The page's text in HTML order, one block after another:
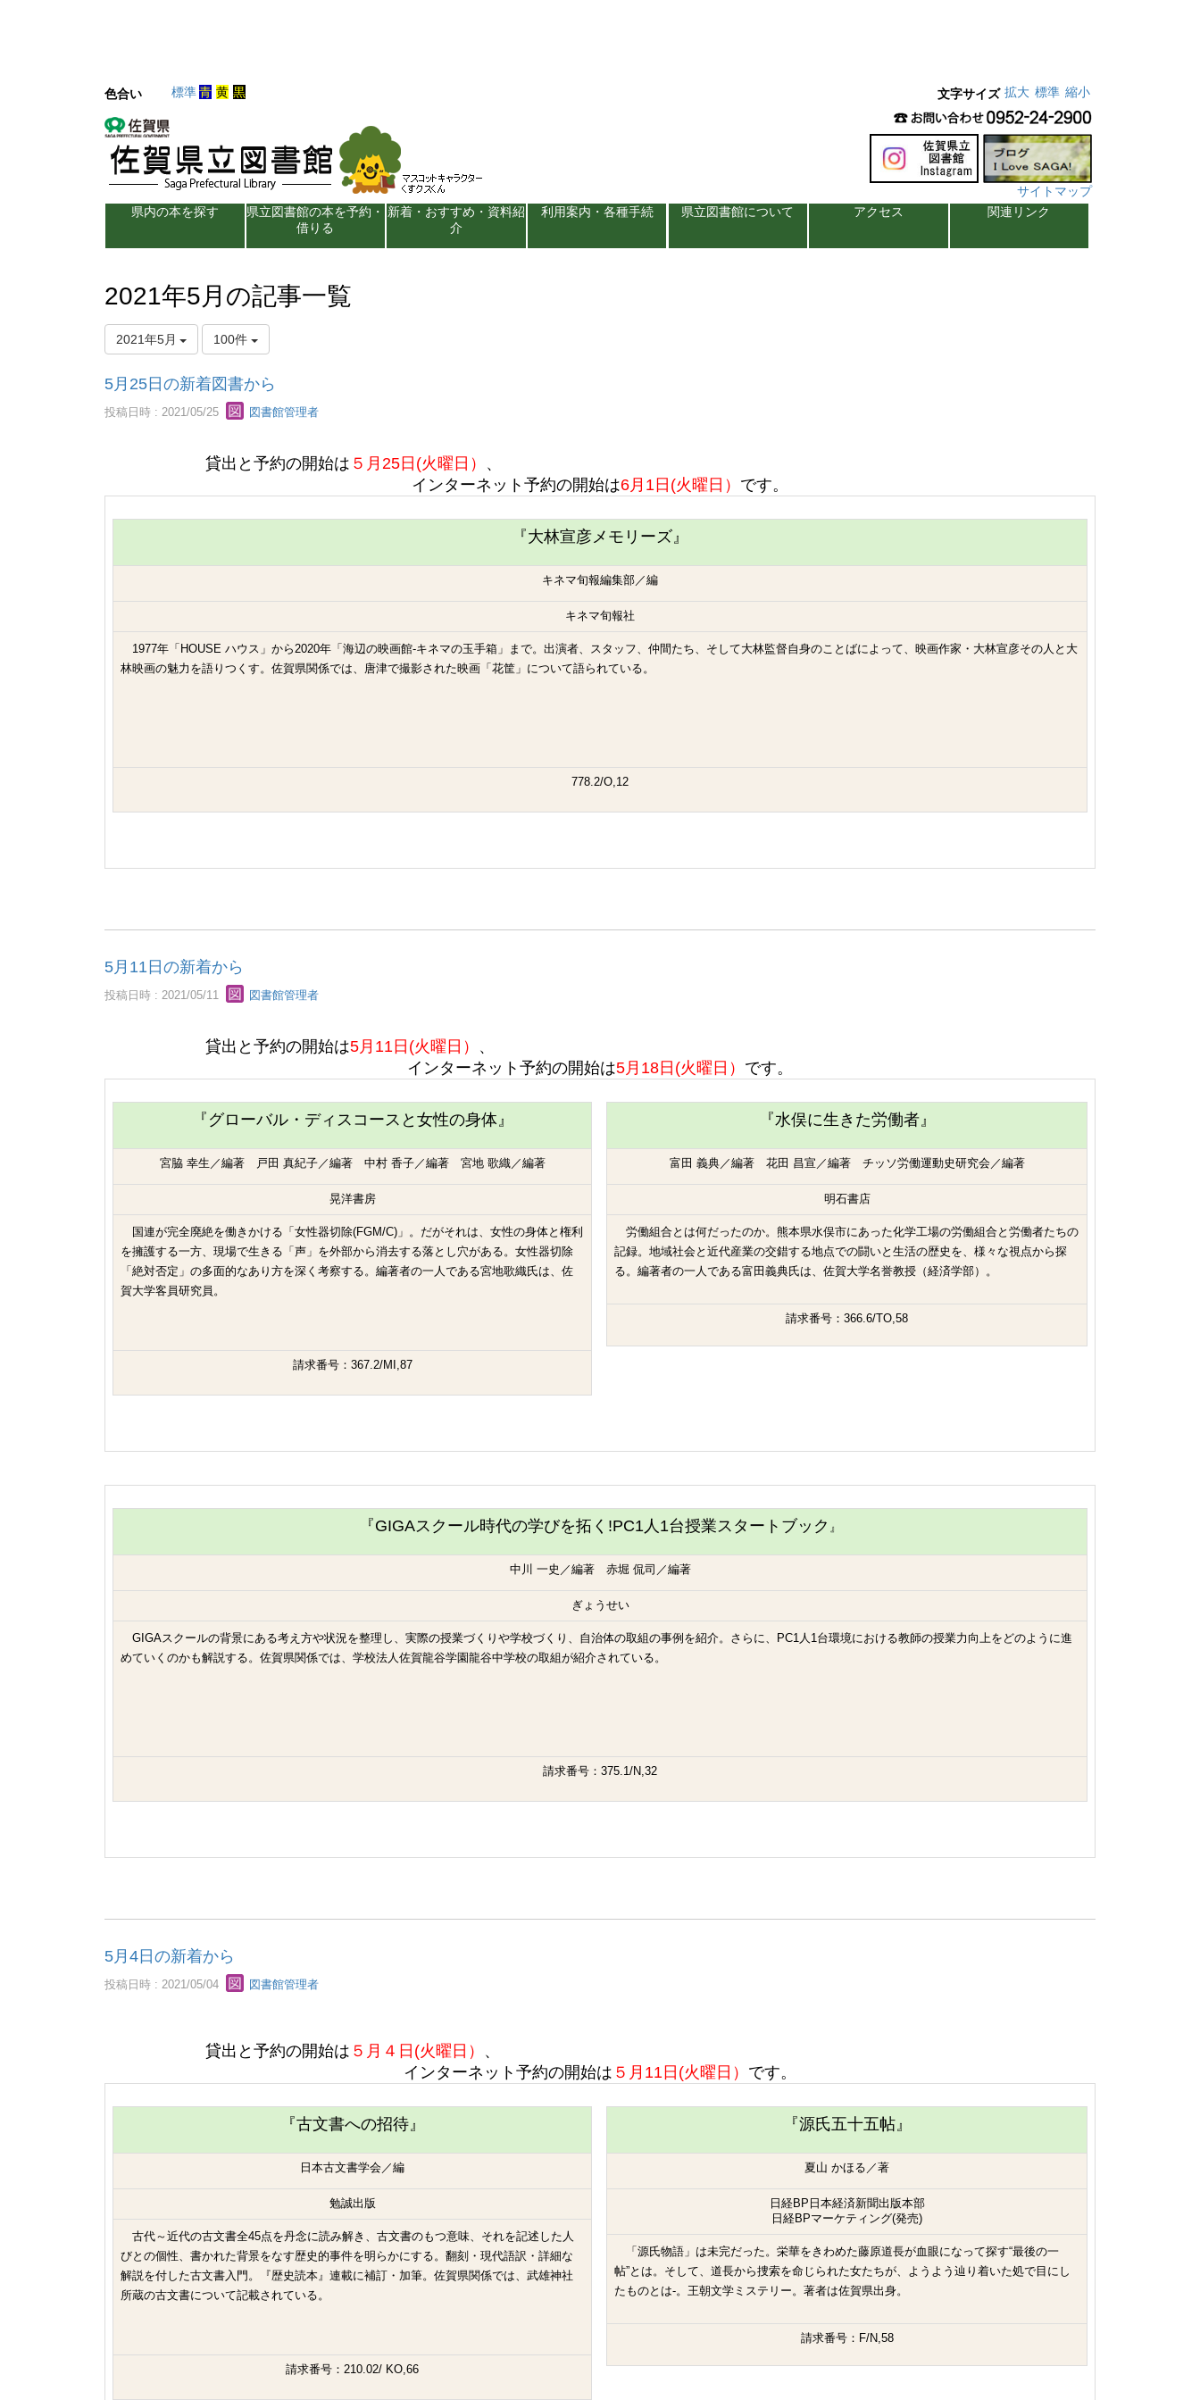
色合い 標準青 黄 黒 文字サイズ 拡大 標準 縮小
サイトマップ
県内の本を探す
県立図書館の本を予約・
借りる
新着・おすすめ・資料紹
介
利用案内・各種手続 県立図書館について アクセス 関連リンク
2021年5月の記事一覧
2021年5月 100件
5月25日の新着図書から
投稿日時 : 2021/05/25 図書館管理者
貸出と予約の開始は ５月25日(火曜日） 、
インターネット予約の開始は6月1日(火曜日） です。
『大林宣彦メモリーズ』
キネマ旬報編集部／編
キネマ旬報社
1977年「HOUSE ハウス」から2020年「海辺の映画館-キネマの玉手箱」まで。出演者、スタッフ、仲間たち、そして大林監督自身のことばによって、映画作家・大林宣彦その人と大
林映画の魅力を語りつくす。佐賀県関係では、唐津で撮影された映画「花筐」について語られている。
778.2/O,12
5月11日の新着から
投稿日時 : 2021/05/11 図書館管理者
貸出と予約の開始は5月11日(火曜日） 、
インターネット予約の開始は5月18日(火曜日） です。
『グローバル・ディスコースと女性の身体』
宮脇 幸生／編著 戸田 真紀子／編著 中村 香子／編著 宮地 歌織／編著
晃洋書房
国連が完全廃絶を働きかける「女性器切除(FGM/C)」。だがそれは、女性の身体と権利
を擁護する一方、現場で生きる「声」を外部から消去する落とし穴がある。女性器切除
「絶対否定」の多面的なあり方を深く考察する。編著者の一人である宮地歌織氏は、佐
賀大学客員研究員。
請求番号：367.2/MI,87
『水俣に生きた労働者』
富田 義典／編著 花田 昌宣／編著 チッソ労働運動史研究会／編著
明石書店
労働組合とは何だったのか。熊本県水俣市にあった化学工場の労働組合と労働者たちの
記録。地域社会と近代産業の交錯する地点での闘いと生活の歴史を、様々な視点から探
る。編著者の一人である富田義典氏は、佐賀大学名誉教授（経済学部）。
請求番号：366.6/TO,58
『GIGAスクール時代の学びを拓く!PC1人1台授業スタートブック 』
中川 一史／編著 赤堀 侃司／編著
ぎょうせい
GIGAスクールの背景にある考え方や状況を整理し、実際の授業づくりや学校づくり、自治体の取組の事例を紹介。さらに、PC1人1台環境における教師の授業力向上をどのように進
めていくのかも解説する。佐賀県関係では、学校法人佐賀龍谷学園龍谷中学校の取組が紹介されている。
請求番号：375.1/N,32
5月4日の新着から
投稿日時 : 2021/05/04 図書館管理者
貸出と予約の開始は ５月４日(火曜日） 、
インターネット予約の開始は ５月11日(火曜日） です。
『古文書への招待』
日本古文書学会／編
勉誠出版
古代～近代の古文書全45点を丹念に読み解き、古文書のもつ意味、それを記述した人
びとの個性、書かれた背景をなす歴史的事件を明らかにする。翻刻・現代語訳・詳細な
解説を付した古文書入門。『歴史読本』連載に補訂・加筆。佐賀県関係では、武雄神社
所蔵の古文書について記載されている。
請求番号：210.02/ KO,66
『源氏五十五帖』
夏山 かほる／著
日経BP日本経済新聞出版本部
日経BPマーケティング(発売)
「源氏物語」は未完だった。栄華をきわめた藤原道長が血眼になって探す“最後の一
帖”とは。そして、道長から捜索を命じられた女たちが、ようよう辿り着いた処で目にし
たものとは-。王朝文学ミステリー。著者は佐賀県出身。
請求番号：F/N,58